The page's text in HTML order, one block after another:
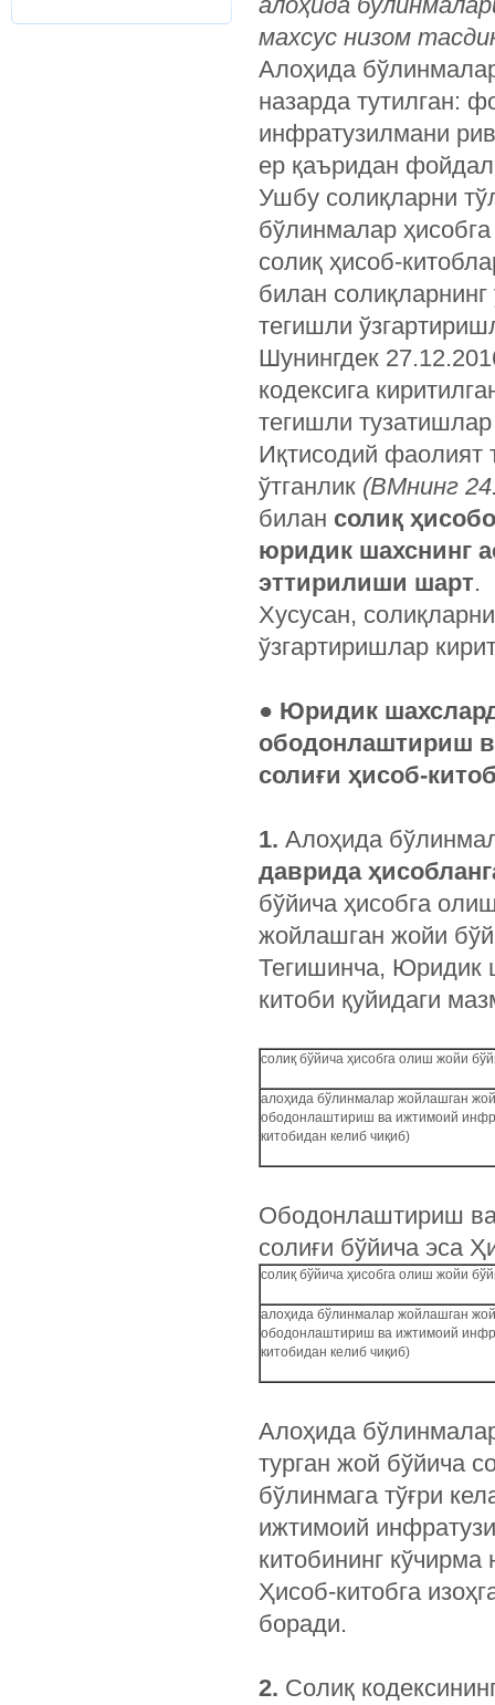
махсус низом
Алоҳида
назарда тутилган:
инфратузилмани
ер қаъридан
Ушбу солиқларни
бўлинмалар
солиқ ҳисоб-
билан
тегишли
Шунингдек
кодексига
тегишли
Иқтисодий фаолият
ўтганлик (ВМнинг
билан солиқ
юридик шахснинг
эттирилиши шарт.
Хусусан,
ўзгартиришлар
● Юридик
ободонлаштириш
солиғи ҳисоб-
1. Алоҳида
даврида
бўйича ҳисобга
жойлашган жойи
Тегишинча, Юридик
китоби қуйидаги
солиқ бўйича ҳисобга олиш жойи
алоҳида бўлинмалар жойлашган
ободонлаштириш ва ижтимоий
китобидан келиб чиқиб)
Ободонлаштириш
солиғи бўйича эса
солиқ бўйича ҳисобга олиш жойи
алоҳида бўлинмалар жойлашган
ободонлаштириш ва ижтимоий
китобидан келиб чиқиб)
Алоҳида
турган жой бўйича
бўлинмага тўғри
ижтимоий
китобининг
Ҳисоб-китобга
боради.
2. Солиқ